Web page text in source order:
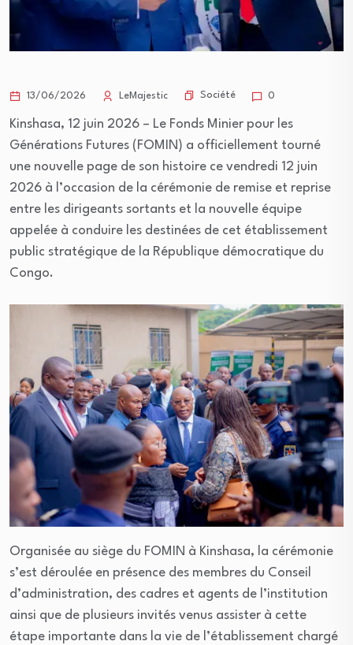
13/06/2026 LeMajestic Société 0
Kinshasa, 12 juin 2026 – Le Fonds Minier pour les
Générations Futures (FOMIN) a officiellement tourné
une nouvelle page de son histoire ce vendredi 12 juin
2026 à l’occasion de la cérémonie de remise et reprise
entre les dirigeants sortants et la nouvelle équipe
appelée à conduire les destinées de cet établissement
public stratégique de la République démocratique du
Congo.
Organisée au siège du FOMIN à Kinshasa, la cérémonie
s’est déroulée en présence des membres du Conseil
d’administration, des cadres et agents de l’institution
ainsi que de plusieurs invités venus assister à cette
étape importante dans la vie de l’établissement chargé